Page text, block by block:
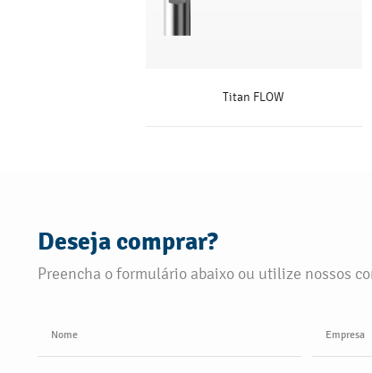
Titan FLOW
Deseja comprar?
Preencha o formulário abaixo ou utilize nossos
Nome Empresa